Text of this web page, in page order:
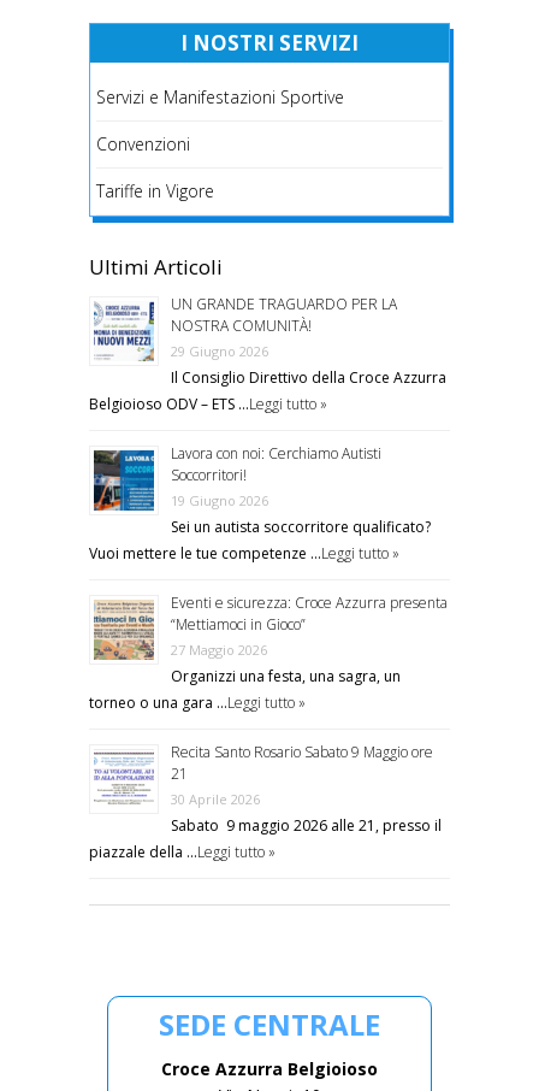
I NOSTRI SERVIZI
Servizi e Manifestazioni Sportive
Convenzioni
Tariffe in Vigore
Ultimi Articoli
UN GRANDE TRAGUARDO PER LA
NOSTRA COMUNITÀ!
29 Giugno 2026
Il Consiglio Direttivo della Croce Azzurra
Belgioioso ODV – ETS …Leggi tutto »
Lavora con noi: Cerchiamo Autisti
Soccorritori!
19 Giugno 2026
Sei un autista soccorritore qualificato?
Vuoi mettere le tue competenze …Leggi tutto »
Eventi e sicurezza: Croce Azzurra presenta
“Mettiamoci in Gioco”
27 Maggio 2026
Organizzi una festa, una sagra, un
torneo o una gara …Leggi tutto »
Recita Santo Rosario Sabato 9 Maggio ore
21
30 Aprile 2026
Sabato 9 maggio 2026 alle 21, presso il
piazzale della …Leggi tutto »
SEDE CENTRALE
Croce Azzurra Belgioioso